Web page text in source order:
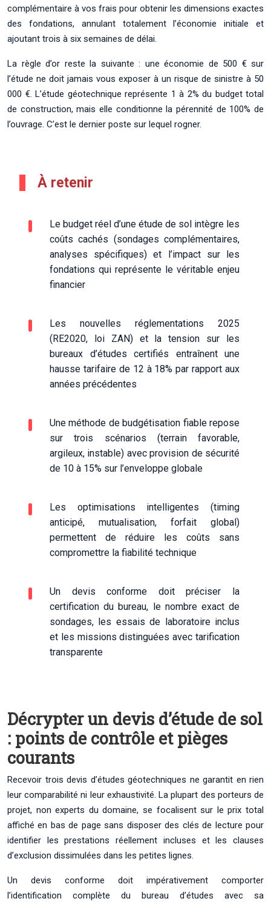
complémentaire à vos frais pour obtenir les dimensions exactes
des fondations, annulant totalement l’économie initiale et
ajoutant trois à six semaines de délai.
La règle d’or reste la suivante : une économie de 500 € sur
l’étude ne doit jamais vous exposer à un risque de sinistre à 50
000 €. L’étude géotechnique représente 1 à 2% du budget total
de construction, mais elle conditionne la pérennité de 100% de
l’ouvrage. C’est le dernier poste sur lequel rogner.
À retenir
Le budget réel d’une étude de sol intègre les
coûts cachés (sondages complémentaires,
analyses spécifiques) et l’impact sur les
fondations qui représente le véritable enjeu
financier
Les nouvelles réglementations 2025
(RE2020, loi ZAN) et la tension sur les
bureaux d’études certifiés entraînent une
hausse tarifaire de 12 à 18% par rapport aux
années précédentes
Une méthode de budgétisation fiable repose
sur trois scénarios (terrain favorable,
argileux, instable) avec provision de sécurité
de 10 à 15% sur l’enveloppe globale
Les optimisations intelligentes (timing
anticipé, mutualisation, forfait global)
permettent de réduire les coûts sans
compromettre la fiabilité technique
Un devis conforme doit préciser la
certification du bureau, le nombre exact de
sondages, les essais de laboratoire inclus
et les missions distinguées avec tarification
transparente
Décrypter un devis d’étude de sol
: points de contrôle et pièges
courants
Recevoir trois devis d’études géotechniques ne garantit en rien
leur comparabilité ni leur exhaustivité. La plupart des porteurs de
projet, non experts du domaine, se focalisent sur le prix total
affiché en bas de page sans disposer des clés de lecture pour
identifier les prestations réellement incluses et les clauses
d’exclusion dissimulées dans les petites lignes.
Un devis conforme doit impérativement comporter
l’identification complète du bureau d’études avec sa